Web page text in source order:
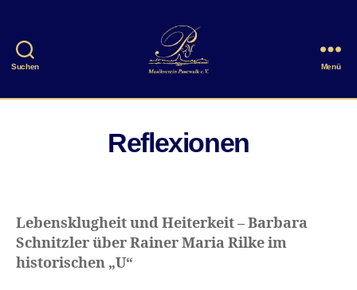
Suchen
Pasewalk
Menü
Reflexionen
Lebensklugheit und Heiterkeit – Barbara
Schnitzler über Rainer Maria Rilke im
historischen „U“